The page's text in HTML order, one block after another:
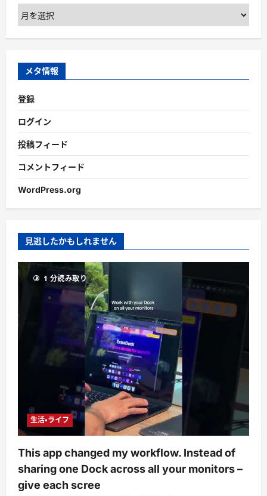
ア
ー
カ
ブ
メタ情報
登録
ログイン
投稿フィード
コメントフィード
WordPress.org
見逃したかもしれません
1 分読み取り
生活・ライフ
This app changed my workflow. Instead of
sharing one Dock across all your monitors –
give each scree